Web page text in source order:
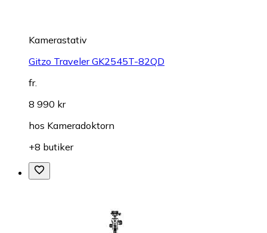
Kamerastativ
Gitzo Traveler GK2545T-82QD
fr.
8 990 kr
hos Kameradoktorn
+8 butiker